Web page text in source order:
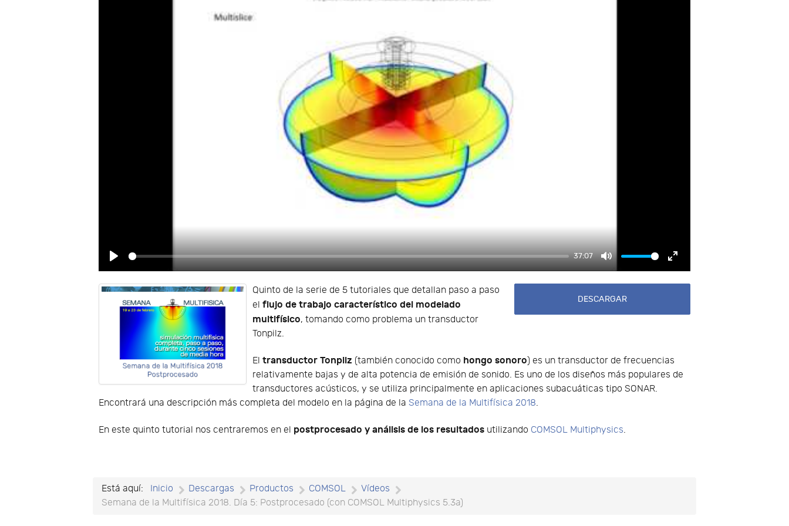
Play
37:07
Mute Enter fullscreen
DESCARGAR
Quinto de la serie de 5 tutoriales que detallan paso a paso
elflujo de trabajo característico del modelado
multifísico, tomando como problema un transductor
Tonpilz.
Eltransductor Tonpilz (también conocido como hongo sonoro) es un transductor de frecuencias
relativamente bajas y de alta potencia de emisión de sonido. Es uno de los diseños más populares de
transductores acústicos, y se utiliza principalmente en aplicaciones subacuáticas tipo SONAR.
Encontrará una descripción más completa del modelo en la página de laSemana de la Multifísica 2018.
En este quinto tutorial nos centraremos en el postprocesado y análisis de los resultados utilizando COMSOL Multiphysics.
Está aquí: Inicio Descargas Productos COMSOL
Vídeos
Semana de la Multifísica 2018. Día 5: Postprocesado (con COMSOL Multiphysics 5.3a)